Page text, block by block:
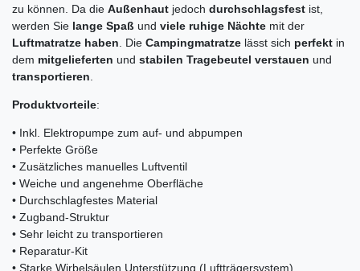
zu können. Da die Außenhaut jedoch durchschlagsfest ist,
werden Sie lange Spaß und viele ruhige Nächte mit der
Luftmatratze haben. Die Campingmatratze lässt sich perfekt in
dem mitgelieferten und stabilen Tragebeutel verstauen und
transportieren.
Produktvorteile:
• Inkl. Elektropumpe zum auf- und abpumpen
• Perfekte Größe
• Zusätzliches manuelles Luftventil
• Weiche und angenehme Oberfläche
• Durchschlagfestes Material
• Zugband-Struktur
• Sehr leicht zu transportieren
• Reparatur-Kit
• Starke Wirbelsäulen Unterstützung (Luftträgersystem)